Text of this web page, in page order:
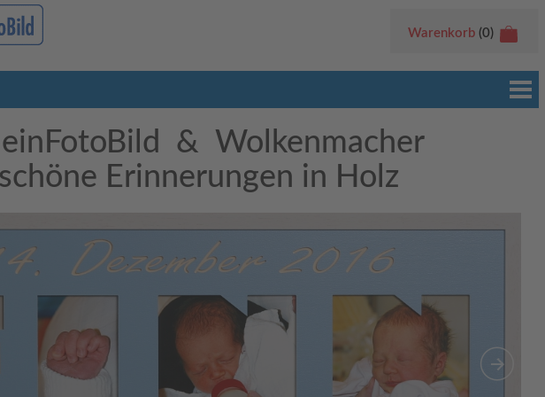
Warenkorb (0)
& Wolkenmacher
Erinnerungen in Holz